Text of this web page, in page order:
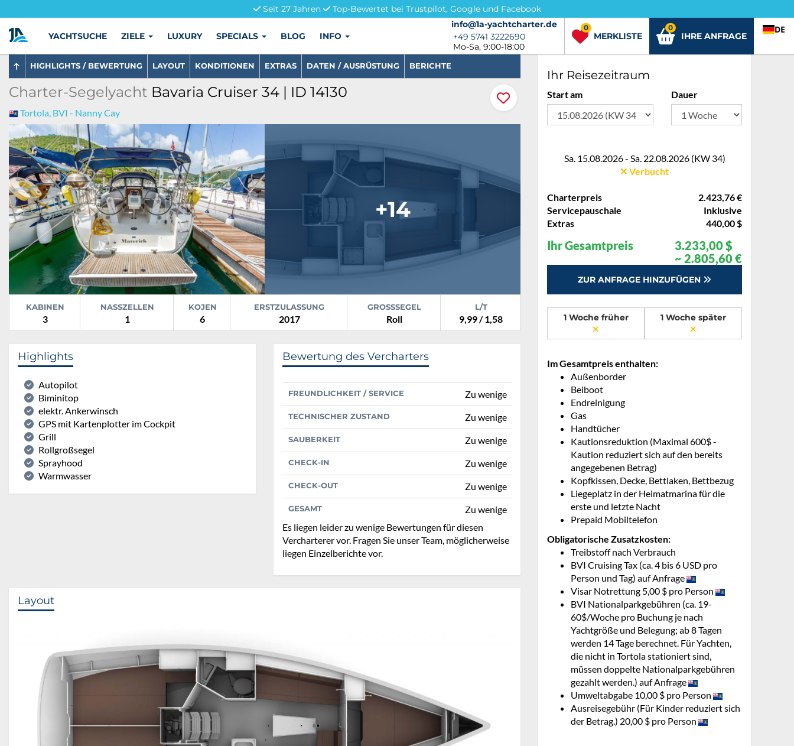
Seit 27 Jahren
Top-Bewertet bei Trustpilot, Google und Facebook
info@1a-yachtcharter.de
info@1a-yachtcharter.de
+49 5741 3222690
+49 5741 3222690
Mo-Sa, 9:00-18:00
MERKLISTE
0
IHRE ANFRAGE
0 DE
YACHTSUCHE ZIELE LUXURY SPECIALS BLOG INFO
HIGHLIGHTS / BEWERTUNG LAYOUT KONDITIONEN EXTRAS DATEN / AUSRÜSTUNG BERICHTE
Charter-Segelyacht Bavaria Cruiser 34 | ID 14130
Tortola, BVI - Nanny Cay
+14
KABINEN
3
NASSZELLEN
1
KOJEN
6
ERSTZULASSUNG
2017
GROSSSEGEL
Roll
L/T
9,99 / 1,58
Highlights
Autopilot
Biminitop
elektr. Ankerwinsch
GPS mit Kartenplotter im Cockpit
Grill
Rollgroßsegel
Sprayhood
Warmwasser
Bewertung des Vercharters
FREUNDLICHKEIT / SERVICE Zu wenige
TECHNISCHER ZUSTAND Zu wenige
SAUBERKEIT Zu wenige
CHECK-IN Zu wenige
CHECK-OUT Zu wenige
GESAMT
Zu wenige
Es liegen leider zu wenige Bewertungen für diesen
Vercharterer vor. Fragen Sie unser Team, möglicherweise
liegen Einzelberichte vor.
Layout
Ihr Reisezeitraum
Start am Dauer
Sa. 15.08.2026 - Sa. 22.08.2026 (KW 34)
Verbucht
Charterpreis
2.423,76 €
Servicepauschale
Inklusive
Extras
440,00 $
Ihr Gesamtpreis
3.233,00 $
~ 2.805,60 €
ZUR ANFRAGE HINZUFÜGEN
1 Woche früher 1 Woche später
Im Gesamtpreis enthalten:
Außenborder
Beiboot
Endreinigung
Gas
Handtücher
Kautionsreduktion (Maximal 600$ -
Kaution reduziert sich auf den bereits
angegebenen Betrag)
Kopfkissen, Decke, Bettlaken, Bettbezug
Liegeplatz in der Heimatmarina für die
erste und letzte Nacht
Prepaid Mobiltelefon
Obligatorische Zusatzkosten:
Treibstoff nach Verbrauch
BVI Cruising Tax (ca. 4 bis 6 USD pro
Person und Tag) auf Anfrage
Visar Notrettung 5,00 $ pro Person
BVI Nationalparkgebühren (ca. 19-
60$/Woche pro Buchung je nach
Yachtgröße und Belegung; ab 8 Tagen
werden 14 Tage berechnet. Für Yachten,
die nicht in Tortola stationiert sind,
müssen doppelte Nationalparkgebühren
gezahlt werden.) auf Anfrage
Umweltabgabe 10,00 $ pro Person
Ausreisegebühr (Für Kinder reduziert sich
der Betrag.) 20,00 $ pro Person